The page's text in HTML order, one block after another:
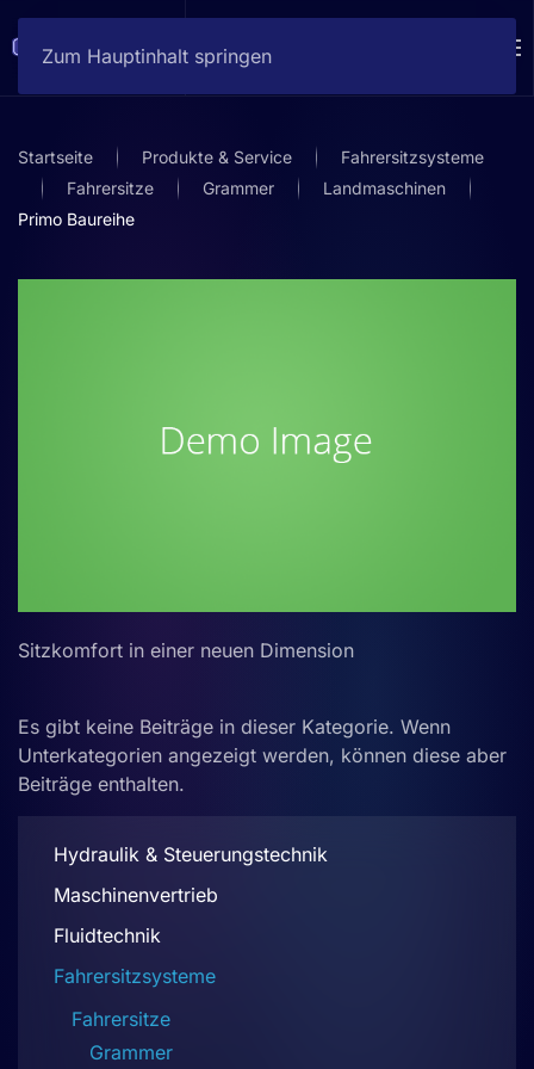
Zum Hauptinhalt springen
Startseite Produkte & Service
Fahrersitzsysteme
Fahrersitze
Grammer
Landmaschinen
Primo Baureihe
Sitzkomfort in einer neuen Dimension
Es gibt keine Beiträge in dieser Kategorie. Wenn
Unterkategorien angezeigt werden, können diese aber
Beiträge enthalten.
Hydraulik & Steuerungstechnik
Maschinenvertrieb
Fluidtechnik
Fahrersitzsysteme
Fahrersitze
Grammer